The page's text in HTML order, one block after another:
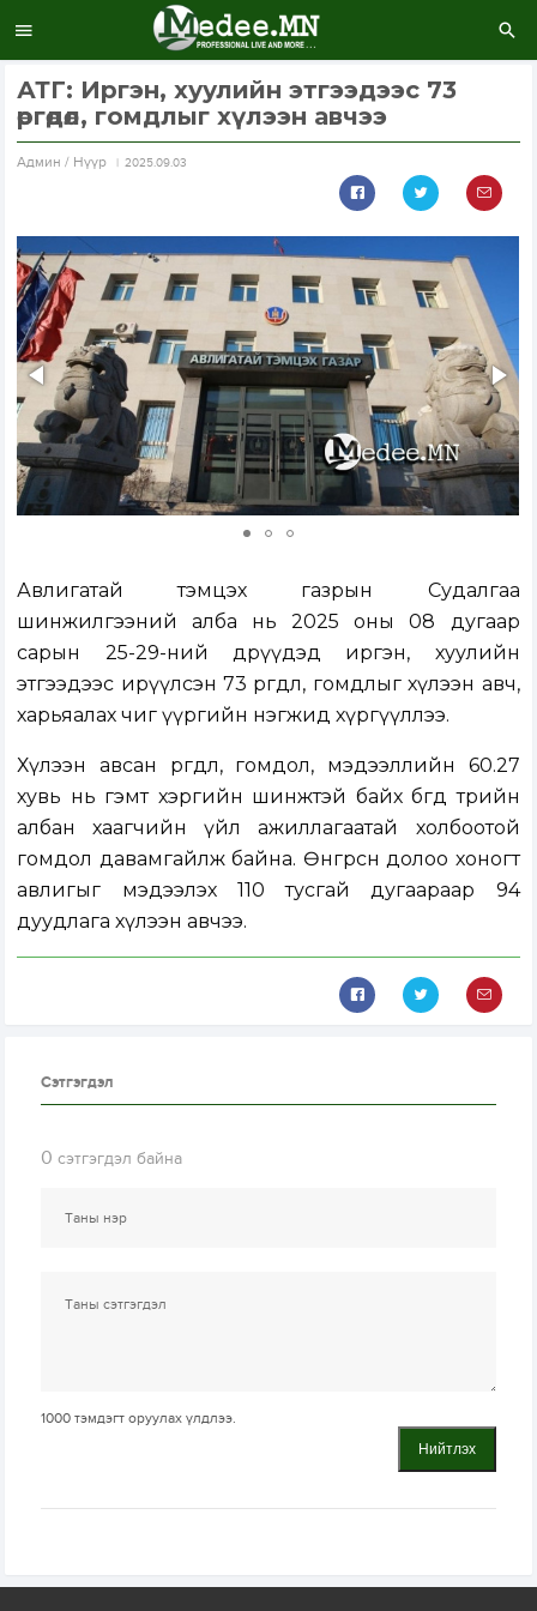
АТГ: Иргэн, хуулийн этгээдээс 73
өргөдөл, гомдлыг хүлээн авчээ
Aдмин / Нүүр 2025.09.03
Авлигатай тэмцэх газрын Судалгаа
шинжилгээний алба нь 2025 оны 08 дугаар
сарын 25-29-ний өдрүүдэд иргэн, хуулийн
этгээдээс ирүүлсэн 73 өргөдөл, гомдлыг хүлээн авч,
харьяалах чиг үүргийн нэгжид хүргүүллээ.
Хүлээн авсан өргөдөл, гомдол, мэдээллийн 60.27
хувь нь гэмт хэргийн шинжтэй байх бөгөөд төрийн
албан хаагчийн үйл ажиллагаатай холбоотой
гомдол давамгайлж байна. Өнгөрсөн долоо хоногт
авлигыг мэдээлэх 110 тусгай дугаараар 94
дуудлага хүлээн авчээ.
Сэтгэгдэл
0 сэтгэгдэл байна
1000 тэмдэгт оруулах үлдлээ.
Нийтлэх